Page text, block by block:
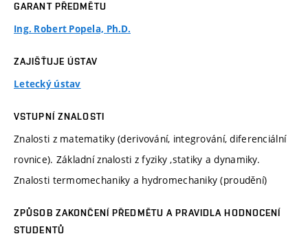
GARANT PŘEDMĚTU
Ing. Robert Popela, Ph.D.
ZAJIŠŤUJE ÚSTAV
Letecký ústav
VSTUPNÍ ZNALOSTI
Znalosti z matematiky (derivování, integrování, diferenciální
rovnice). Základní znalosti z fyziky ,statiky a dynamiky.
Znalosti termomechaniky a hydromechaniky (proudění)
ZPŮSOB ZAKONČENÍ PŘEDMĚTU A PRAVIDLA HODNOCENÍ
STUDENTŮ